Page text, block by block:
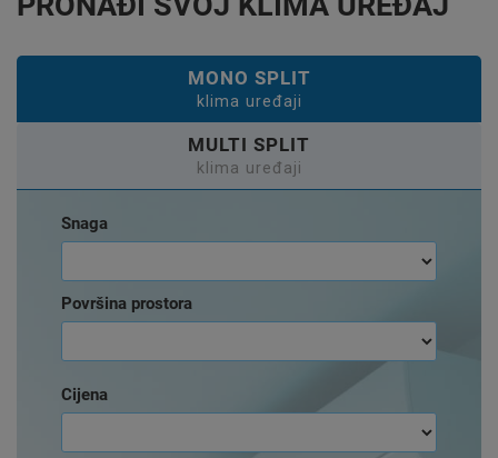
MONO SPLIT
klima uređaji
MULTI SPLIT
klima uređaji
Snaga
Površina prostora
Cijena